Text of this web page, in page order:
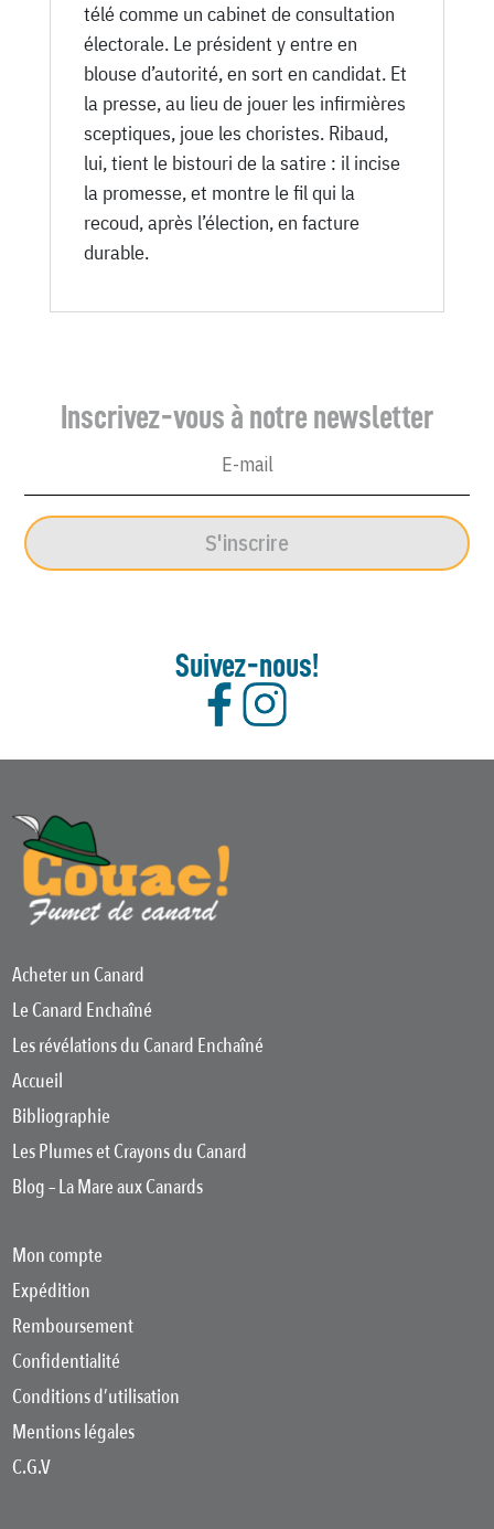
télé comme un cabinet de consultation
électorale. Le président y entre en
blouse d’autorité, en sort en candidat. Et
la presse, au lieu de jouer les infirmières
sceptiques, joue les choristes. Ribaud,
lui, tient le bistouri de la satire : il incise
la promesse, et montre le fil qui la
recoud, après l’élection, en facture
durable.
Inscrivez-vous à notre newsletter
S'inscrire
Suivez-nous!
Acheter un Canard
Le Canard Enchaîné
Les révélations du Canard Enchaîné
Accueil
Bibliographie
Les Plumes et Crayons du Canard
Blog – La Mare aux Canards
Mon compte
Expédition
Remboursement
Confidentialité
Conditions d’utilisation
Mentions légales
C.G.V